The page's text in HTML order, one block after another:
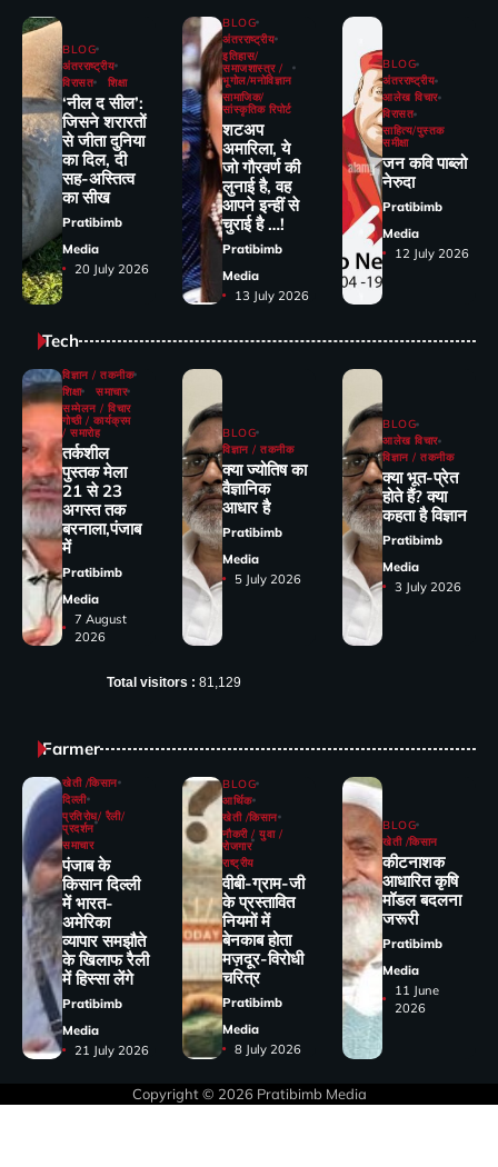
BLOG
अंतरराष्ट्रीय
विरासत
शिक्षा
‘नील द सील’:
जिसने शरारतों
से जीता दुनिया
का दिल, दी
सह-अस्तित्व
का सीख
Pratibimb
Media
20 July 2026
BLOG
अंतरराष्ट्रीय
इतिहास/
समाजशास्त्र /
भूगोल/मनोविज्ञान
सामाजिक/
सांस्कृतिक रिपोर्ट
शटअप
अमारिला, ये
जो गौरवर्ण की
लुनाई है, वह
आपने इन्हीं से
चुराई है …!
Pratibimb
Media
13 July 2026
BLOG
अंतरराष्ट्रीय
आलेख विचार
विरासत
साहित्य/पुस्तक
समीक्षा
जन कवि पाब्लो
नेरुदा
Pratibimb
Media
12 July 2026
Tech
विज्ञान / तकनीक
शिक्षा
समाचार
सम्मेलन / विचार
गोष्ठी / कार्यक्रम
/ समारोह
तर्कशील
पुस्तक मेला
21 से 23
अगस्त तक
बरनाला,पंजाब
में
Pratibimb
Media
7 August
2026
BLOG
विज्ञान / तकनीक
क्या ज्योतिष का
वैज्ञानिक
आधार है
Pratibimb
Media
5 July 2026
BLOG
आलेख विचार
विज्ञान / तकनीक
क्या भूत-प्रेत
होते हैं? क्या
कहता है विज्ञान
Pratibimb
Media
3 July 2026
Total visitors : 81,129
Farmer
खेती /किसान
दिल्ली
प्रतिरोध/ रैली/
प्रदर्शन
समाचार
पंजाब के
किसान दिल्ली
में भारत-
अमेरिका
व्यापार समझौते
के खिलाफ रैली
में हिस्सा लेंगे
Pratibimb
Media
21 July 2026
BLOG
आर्थिक
खेती /किसान
नौकरी / युवा /
रोजगार
राष्ट्रीय
वीबी-ग्राम-जी
के प्रस्तावित
नियमों में
बेनकाब होता
मज़दूर-विरोधी
चरित्र
Pratibimb
Media
8 July 2026
BLOG
खेती /किसान
कीटनाशक
आधारित कृषि
मॉडल बदलना
जरूरी
Pratibimb
Media
11 June
2026
Copyright © 2026 Pratibimb Media